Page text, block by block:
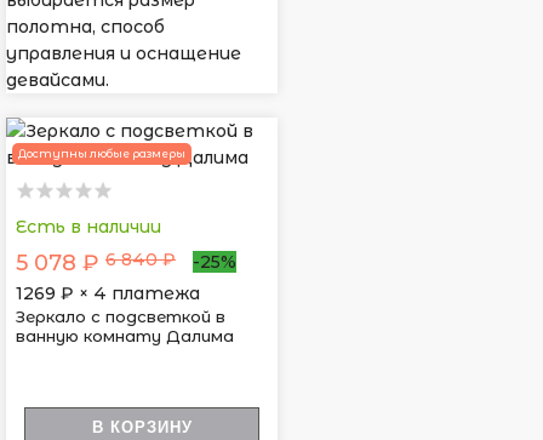
полотна, способ
управления и оснащение
девайсами.
Доступны любые размеры
Есть в наличии
5 078 ₽ 6 840 ₽
-25%
1269 ₽ × 4 платежа
Зеркало с подсветкой в
ванную комнату Далима
В КОРЗИНУ